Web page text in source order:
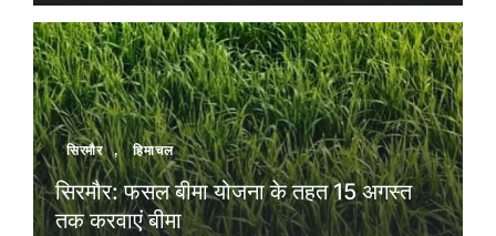
सिरमौर , हिमाचल
सिरमौर: फसल बीमा योजना के तहत 15 अगस्त
तक करवाएं बीमा